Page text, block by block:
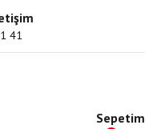
41
Sepetim